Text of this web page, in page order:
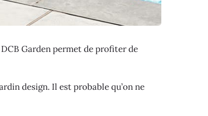
Garden permet de profiter de
design. Il est probable qu’on ne